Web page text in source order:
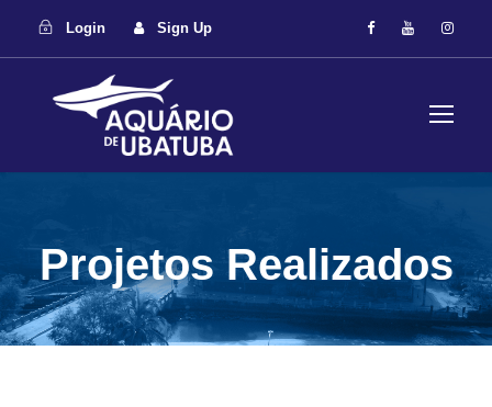
Login Sign Up
Projetos Realizados